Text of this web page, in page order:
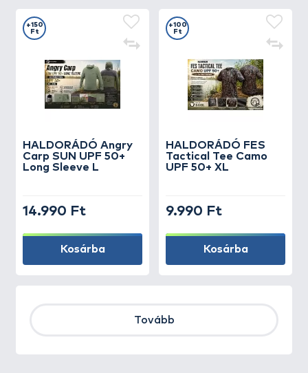
HALDORÁDÓ Angry
Carp SUN UPF 50+
Long Sleeve L
+150
Ft
14.990 Ft
Kosárba
HALDORÁDÓ FES
Tactical Tee Camo
UPF 50+ XL
+100
Ft
9.990 Ft
Kosárba
Tovább